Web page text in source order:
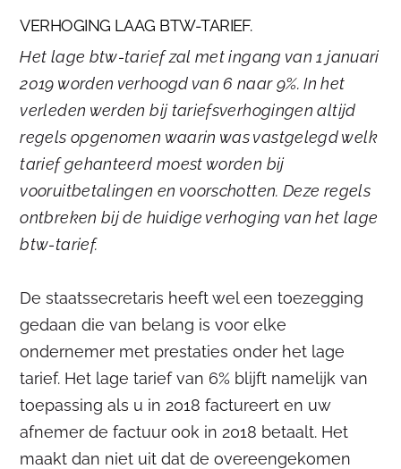
VERHOGING LAAG BTW-TARIEF.
Het lage btw-tarief zal met ingang van 1 januari
2019 worden verhoogd van 6 naar 9%. In het
verleden werden bij tariefsverhogingen altijd
regels opgenomen waarin was vastgelegd welk
tarief gehanteerd moest worden bij
vooruitbetalingen en voorschotten. Deze regels
ontbreken bij de huidige verhoging van het lage
btw-tarief.
De staatssecretaris heeft wel een toezegging
gedaan die van belang is voor elke
ondernemer met prestaties onder het lage
tarief. Het lage tarief van 6% blijft namelijk van
toepassing als u in 2018 factureert en uw
afnemer de factuur ook in 2018 betaalt. Het
maakt dan niet uit dat de overeengekomen